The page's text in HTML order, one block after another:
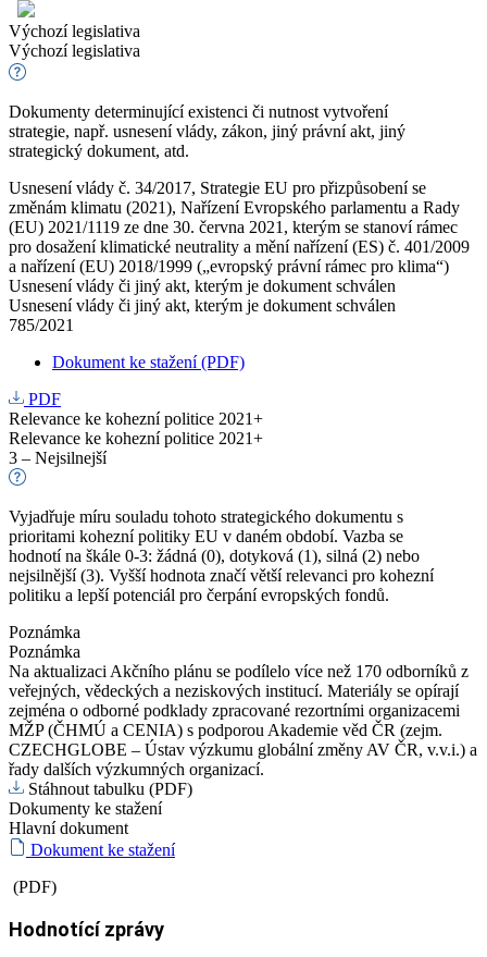
Výchozí legislativa
Výchozí legislativa
Dokumenty determinující existenci či nutnost vytvoření
strategie, např. usnesení vlády, zákon, jiný právní akt, jiný
strategický dokument, atd.
Usnesení vlády č. 34/2017, Strategie EU pro přizpůsobení se
změnám klimatu (2021), Nařízení Evropského parlamentu a Rady
(EU) 2021/1119 ze dne 30. června 2021, kterým se stanoví rámec
pro dosažení klimatické neutrality a mění nařízení (ES) č. 401/2009
a nařízení (EU) 2018/1999 („evropský právní rámec pro klima“)
Usnesení vlády či jiný akt, kterým je dokument schválen
Usnesení vlády či jiný akt, kterým je dokument schválen
785/2021
Dokument ke stažení (PDF)
PDF
Relevance ke kohezní politice 2021+
Relevance ke kohezní politice 2021+
3 – Nejsilnejší
Vyjadřuje míru souladu tohoto strategického dokumentu s
prioritami kohezní politiky EU v daném období. Vazba se
hodnotí na škále 0-3: žádná (0), dotyková (1), silná (2) nebo
nejsilnější (3). Vyšší hodnota značí větší relevanci pro kohezní
politiku a lepší potenciál pro čerpání evropských fondů.
Poznámka
Poznámka
Na aktualizaci Akčního plánu se podílelo více než 170 odborníků z
veřejných, vědeckých a neziskových institucí. Materiály se opírají
zejména o odborné podklady zpracované rezortními organizacemi
MŽP (ČHMÚ a CENIA) s podporou Akademie věd ČR (zejm.
CZECHGLOBE – Ústav výzkumu globální změny AV ČR, v.v.i.) a
řady dalších výzkumných organizací.
Stáhnout tabulku (PDF)
Dokumenty ke stažení
Hlavní dokument
Dokument ke stažení
(PDF)
Hodnotící zprávy